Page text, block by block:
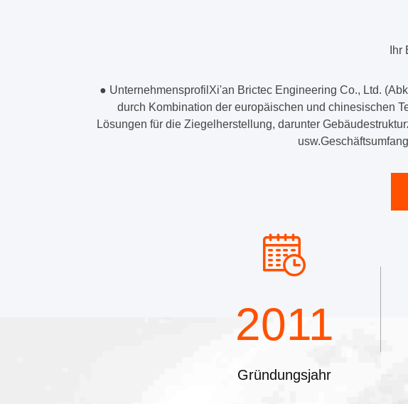
● UnternehmensprofilXi'an Brictec Engineering Co., Ltd.
durch Kombination der europäischen und chinesischen
Lösungen für die Ziegelherstellung, darunter
2011
Gründungsjahr